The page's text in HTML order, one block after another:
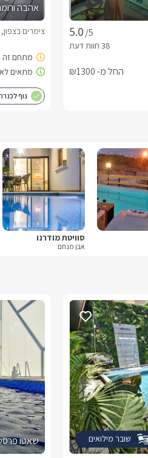
/5
החל מ- ₪1300
אהבה
צימרים
נוף
סוויטת מודרנו
אבן מנחם
שובר מילואים שאטו